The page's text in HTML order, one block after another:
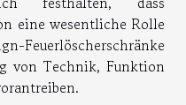
eine wesentliche Rolle
Feuerlöscherschränke
von Technik, Funktion